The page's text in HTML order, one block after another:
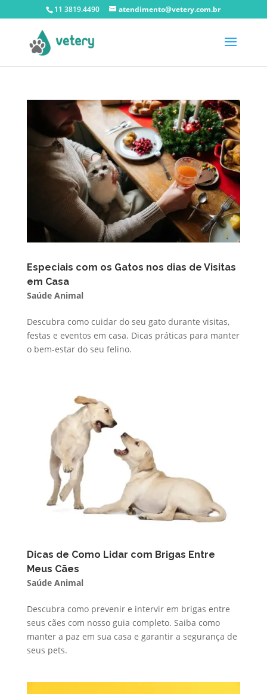
11 3819.4490 atendimento@vetery.com.br
Especiais com os Gatos nos dias de Visitas
em Casa
Saúde Animal
Descubra como cuidar do seu gato durante visitas,
festas e eventos em casa. Dicas práticas para manter
o bem-estar do seu felino.
Dicas de Como Lidar com Brigas Entre
Meus Cães
Saúde Animal
Descubra como prevenir e intervir em brigas entre
seus cães com nosso guia completo. Saiba como
manter a paz em sua casa e garantir a segurança de
seus pets.